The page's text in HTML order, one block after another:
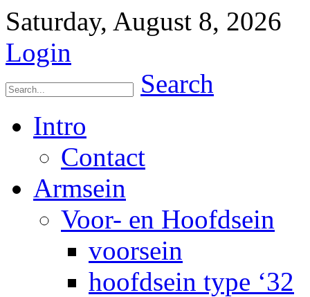
Saturday, August 8, 2026
Login
Search
Intro
Contact
Armsein
Voor- en Hoofdsein
voorsein
hoofdsein type ‘32